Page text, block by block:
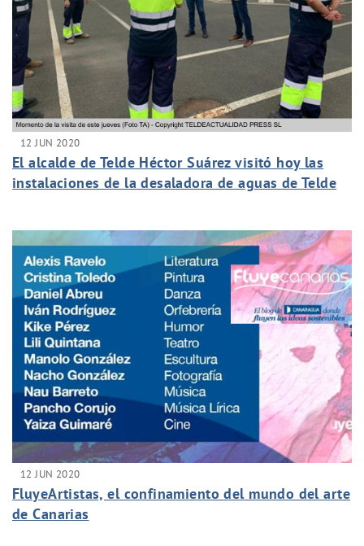
12 JUN 2020
El alcalde de Telde Héctor Suárez visitó hoy las
instalaciones de la desaladora de aguas de Telde
12 JUN 2020
FluyeArtistas, el confinamiento del mundo del arte
de Canarias